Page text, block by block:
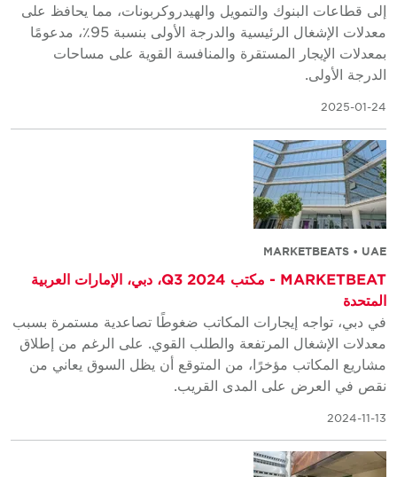
إلى قطاعات البنوك والتمويل والهيدروكربونات، مما يحافظ على
معدلات الإشغال الرئيسية والدرجة الأولى بنسبة 95٪، مدعومًا
بمعدلات الإيجار المستقرة والمنافسة القوية على مساحات
الدرجة الأولى.
2025-01-24
MARKETBEATS • UAE
MARKETBEAT - مكتب Q3 2024، دبي، الإمارات العربية
المتحدة
في دبي، تواجه إيجارات المكاتب ضغوطًا تصاعدية مستمرة بسبب
معدلات الإشغال المرتفعة والطلب القوي. على الرغم من إطلاق
مشاريع المكاتب مؤخرًا، من المتوقع أن يظل السوق يعاني من
نقص في العرض على المدى القريب.
2024-11-13